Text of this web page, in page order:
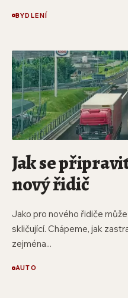
BYDLENÍ
Jak se
nový řidič
Jako pro nového řidiče
skličující. Chápeme, jak
zejména...
AUTO